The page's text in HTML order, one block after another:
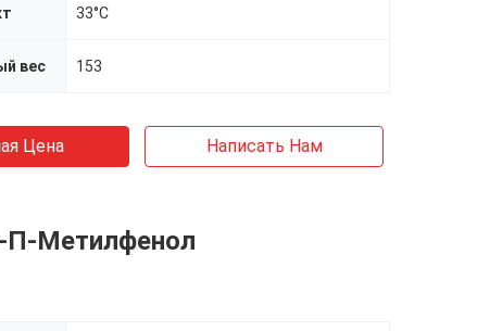
33°С
вес 153
Цена Написать Нам
Метилфенол